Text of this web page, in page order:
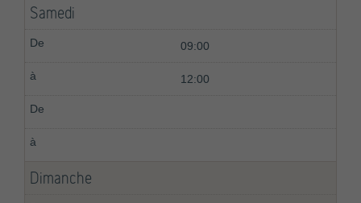
Samedi
09:00
12:00
Dimanche